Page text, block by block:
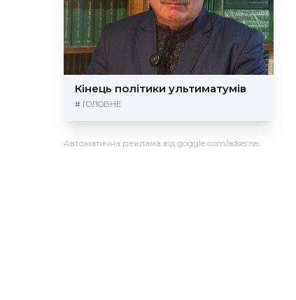
Кінець політики ультиматумів
# ГОЛОВНЕ
Автоматична реклама від goggle.com/adsense: